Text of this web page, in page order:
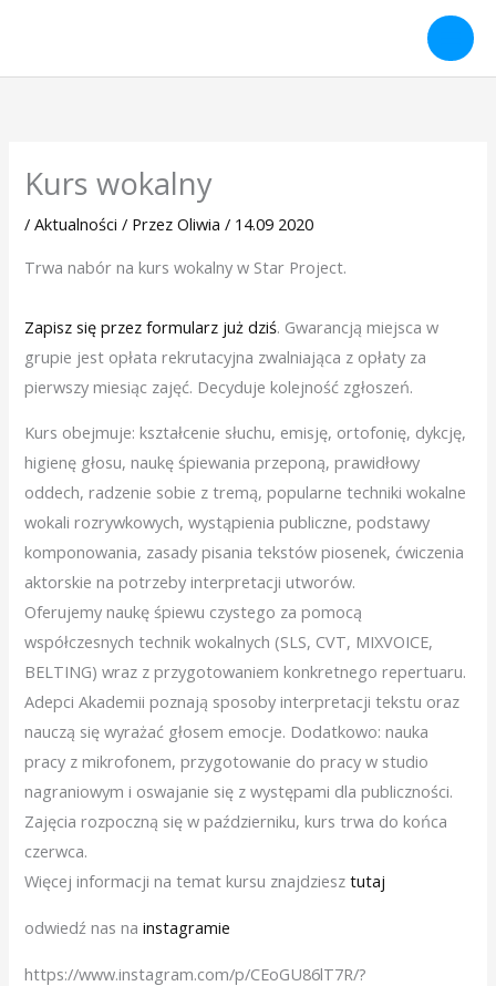
treści
Kurs wokalny
/Aktualności / PrzezOliwia/ 14.09 2020
Trwa nabór na kurs wokalny w Star Project.
Zapisz się przez formularz już dziś. Gwarancją miejsca w
grupie jest opłata rekrutacyjna zwalniająca z opłaty za
pierwszy miesiąc zajęć. Decyduje kolejność zgłoszeń.
Kurs obejmuje: kształcenie słuchu, emisję, ortofonię, dykcję,
higienę głosu, naukę śpiewania przeponą, prawidłowy
oddech, radzenie sobie z tremą, popularne techniki wokalne
wokali rozrywkowych, wystąpienia publiczne, podstawy
komponowania, zasady pisania tekstów piosenek, ćwiczenia
aktorskie na potrzeby interpretacji utworów.
Oferujemy naukę śpiewu czystego za pomocą
współczesnych technik wokalnych (SLS, CVT, MIXVOICE,
BELTING) wraz z przygotowaniem konkretnego repertuaru.
Adepci Akademii poznają sposoby interpretacji tekstu oraz
nauczą się wyrażać głosem emocje. Dodatkowo: nauka
pracy z mikrofonem, przygotowanie do pracy w studio
nagraniowym i oswajanie się z występami dla publiczności.
Zajęcia rozpoczną się w październiku, kurs trwa do końca
czerwca.
Więcej informacji na temat kursu znajdziesz tutaj
odwiedź nas nainstagramie
https://www.instagram.com/p/CEoGU86lT7R/?